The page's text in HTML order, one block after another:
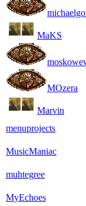
MaKS
MOzera
Marvin
menuprojects
MusicManiac
muhtegree
MyEchoes